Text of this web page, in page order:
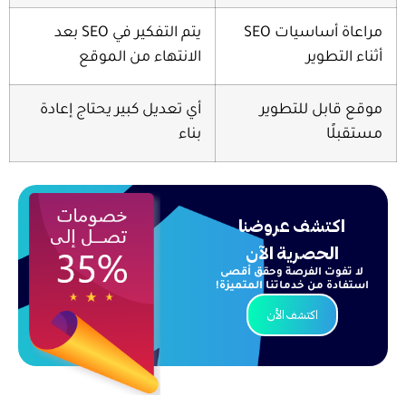
مراعاة أساسيات SEO
يتم التفكير في SEO بعد
الانتهاء من الموقع
للتطوير
أي تعديل كبير يحتاج إعادة
عروضنا
الآن
الفرصة وحقق أقصى
من خدماتنا المتميزة!